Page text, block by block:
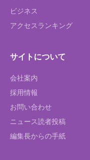
ビジネス
アクセスランキング
サイトについて
会社案内
採用情報
お問い合わせ
ニュース読者投稿
編集長からの手紙